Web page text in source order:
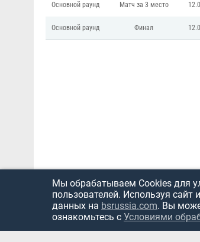
Основной раунд Матч за 3 место
Основной раунд Финал
Мы обрабатываем Cookies для
пользователей. Используя
данных на bsrussia.com. Вы
ознакомьтесь с Условиями